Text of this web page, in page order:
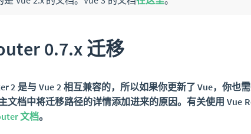
0.7.x 迁移
2 是与 Vue 2 相互兼容的，所以如果你更新了 Vue，你也
文档中将迁移路径的详情添加进来的原因。有关使用 Vue
文档。